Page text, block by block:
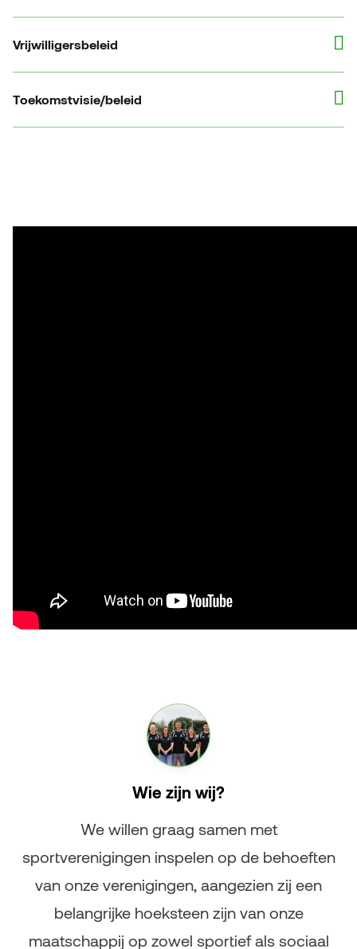
Vrijwilligersbeleid
Toekomstvisie/beleid
Wie zijn wij?
We willen graag samen met
sportverenigingen inspelen op de behoeften
van onze verenigingen, aangezien zij een
belangrijke hoeksteen zijn van onze
maatschappij op zowel sportief als sociaal